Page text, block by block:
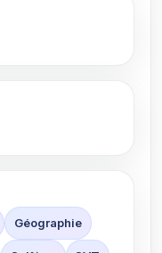
Géographie